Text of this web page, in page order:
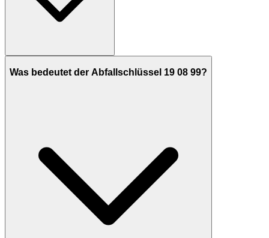
Was bedeutet der Abfallschlüssel 19 08 99?